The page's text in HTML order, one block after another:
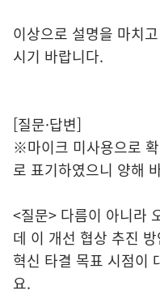
이상으로 설명을 마치
시기 바랍니다.
[질문·답변]
※마이크 미사용으로
로 표기하였으니 양해
<질문> 다름이 아니라
데 이 개선 협상 추진
혁신 타결 목표 시점이
요.